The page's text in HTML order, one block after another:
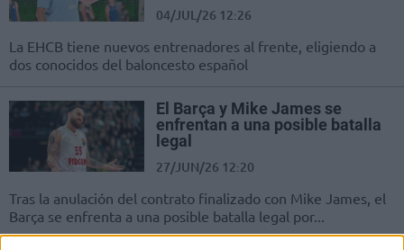
04/JUL/26 12:26
La EHCB tiene nuevos entrenadores al frente, eligiendo a
dos conocidos del baloncesto español
El Barça y Mike James se
enfrentan a una posible batalla
legal
27/JUN/26 12:20
Tras la anulación del contrato finalizado con Mike James, el
Barça se enfrenta a una posible batalla legal por...